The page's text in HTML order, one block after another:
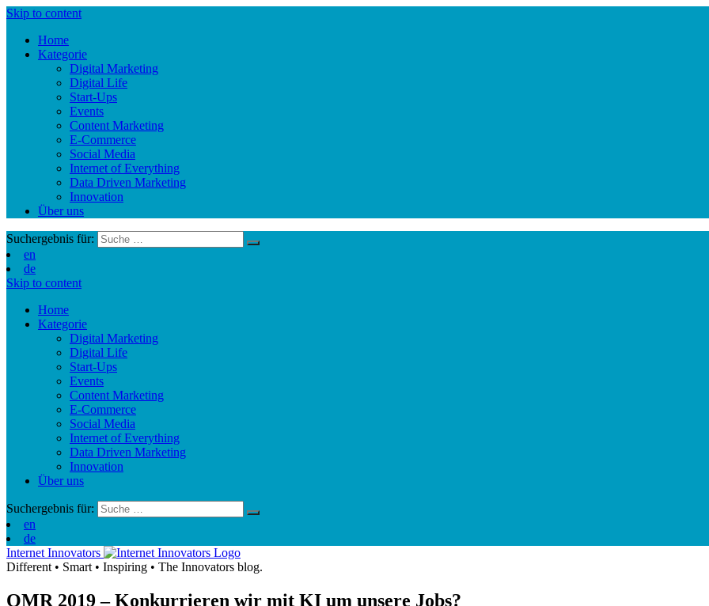
Skip to content
Home
Kategorie
Digital Marketing
Digital Life
Start-Ups
Events
Content Marketing
E-Commerce
Social Media
Internet of Everything
Data Driven Marketing
Innovation
Über uns
Suchergebnis für:
en
de
Skip to content
Home
Kategorie
Digital Marketing
Digital Life
Start-Ups
Events
Content Marketing
E-Commerce
Social Media
Internet of Everything
Data Driven Marketing
Innovation
Über uns
Suchergebnis für:
en
de
Internet Innovators
Different • Smart • Inspiring • The Innovators blog.
OMR 2019 – Konkurrieren wir mit KI um unsere Jobs?